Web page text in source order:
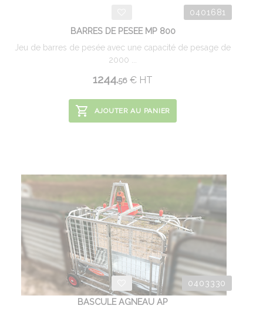
0401681
BARRES DE PESEE MP 800
Jeu de barres de pesée avec une capacité de pesage de
2000 ...
1244.56 € HT
AJOUTER AU PANIER
0403330
BASCULE AGNEAU AP